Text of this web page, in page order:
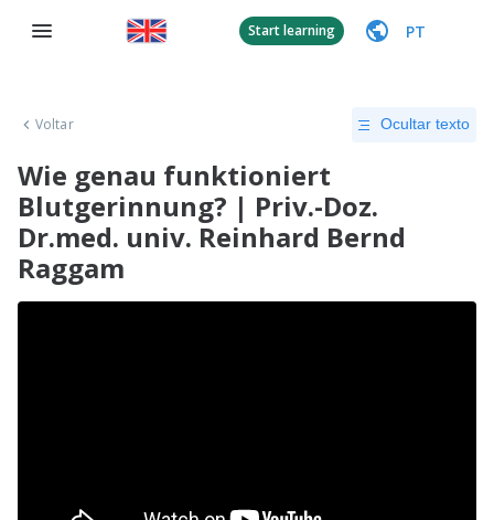
Start learning PT
Voltar Ocultar texto
Wie genau funktioniert
Blutgerinnung? | Priv.-Doz.
Dr.med. univ. Reinhard Bernd
Raggam